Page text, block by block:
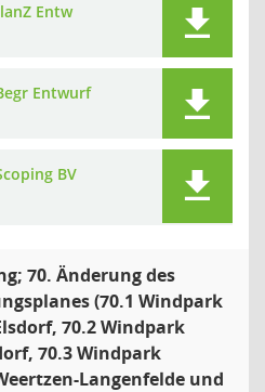
Entw
Entwurf
BV
70. Änderung des
(70.1 Windpark
70.2 Windpark
70.3 Windpark
Langenfelde und